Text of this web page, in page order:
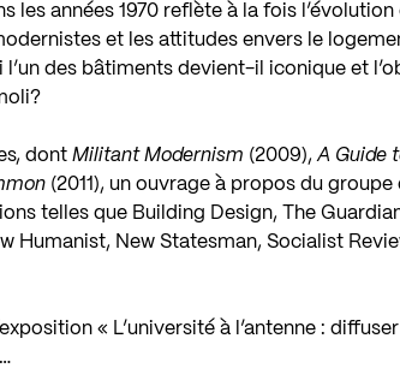
les années 1970 reflète à la fois l’évolution
et les attitudes envers le
des bâtiments devient-il iconique et
dontMilitant Modernism (2009),A Guide
(2011), un ouvrage à propos du groupe
telles que Building Design, The
Humanist, New Statesman, Socialist
« L’université à l’antenne :